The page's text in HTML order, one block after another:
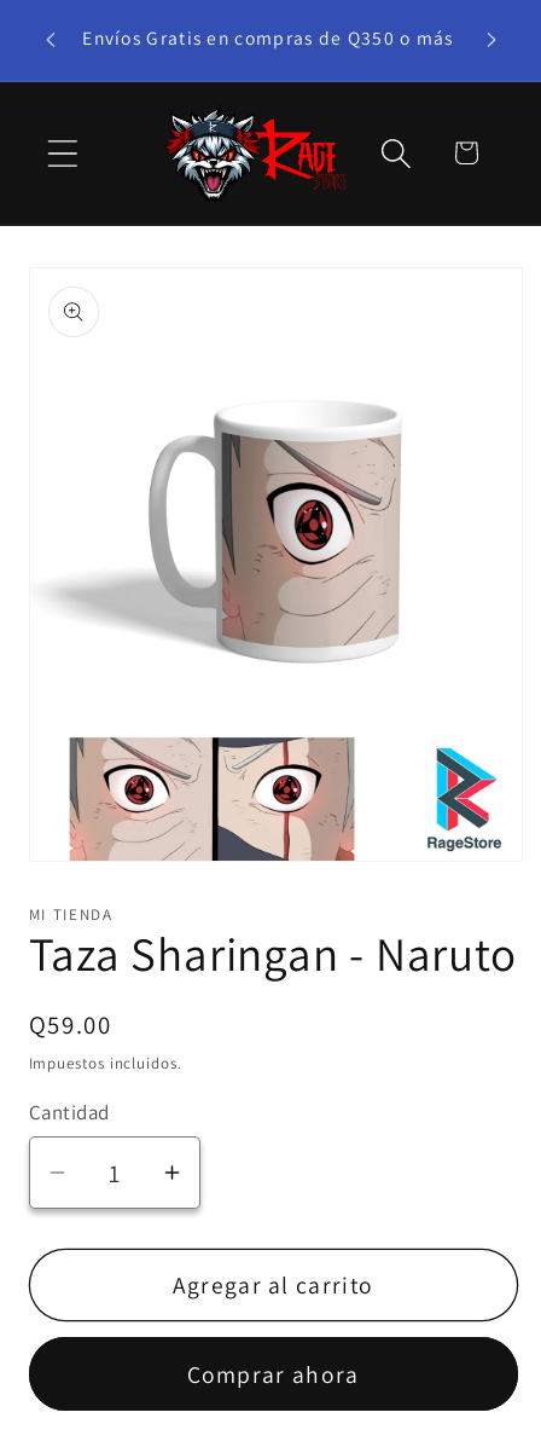
directamente
bono! Envíos Gratis en compras de Q350 o más
Carrito
a la
información
del producto
1
en
una
ventana
MI TIENDA
Taza Sharingan - Naruto
Precio
habitual
Q59.00
Impuestos incluidos.
Cantidad
Reducir
cantidad
para
Sharingan
-
Aumentar
cantidad
para
Taza
Sharingan
Naruto
Agregar al carrito
Comprar ahora